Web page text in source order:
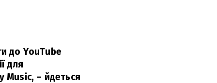
до YouTube
для
Music, – йдеться